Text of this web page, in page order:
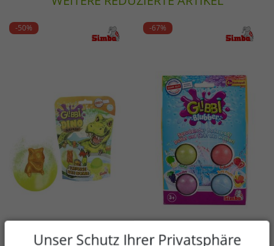
-50% -67%
Unser Schutz Ihrer Privatsphäre